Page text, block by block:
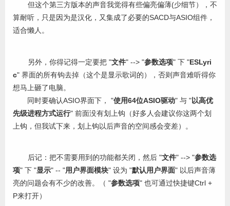
但这个第三方版本的声音我觉得有些偏亮偏薄(少细节），不
算耐听，只是因为是汉化，又集成了必要的SACD与ASIO组件，
适合懒人。
另外，你得记得一定要把 "文件" --> "参数选项" 下 "ESLyri
c" 界面的所有钩去掉（这个是显示歌词的），否则声音难听得你
想马上砸了电脑。
同时要确认ASIO界面下， "使用64位ASIO驱动" 与 "以高优
先级进程方式运行" 前面没有划上钩（好多人会建议你这两个划
上钩，但我试下来，划上钩以后声音的空间感会变差）。
后记：把不需要用到的功能都关闭，然后 "文件" --> "参数选
项" 下 "显示" -- "用户界面模块" 设为 "默认用户界面" 以后声音薄
亮的问题会有不少的改善。（ "参数选项" 也可通过快捷键Ctrl +
P来打开）